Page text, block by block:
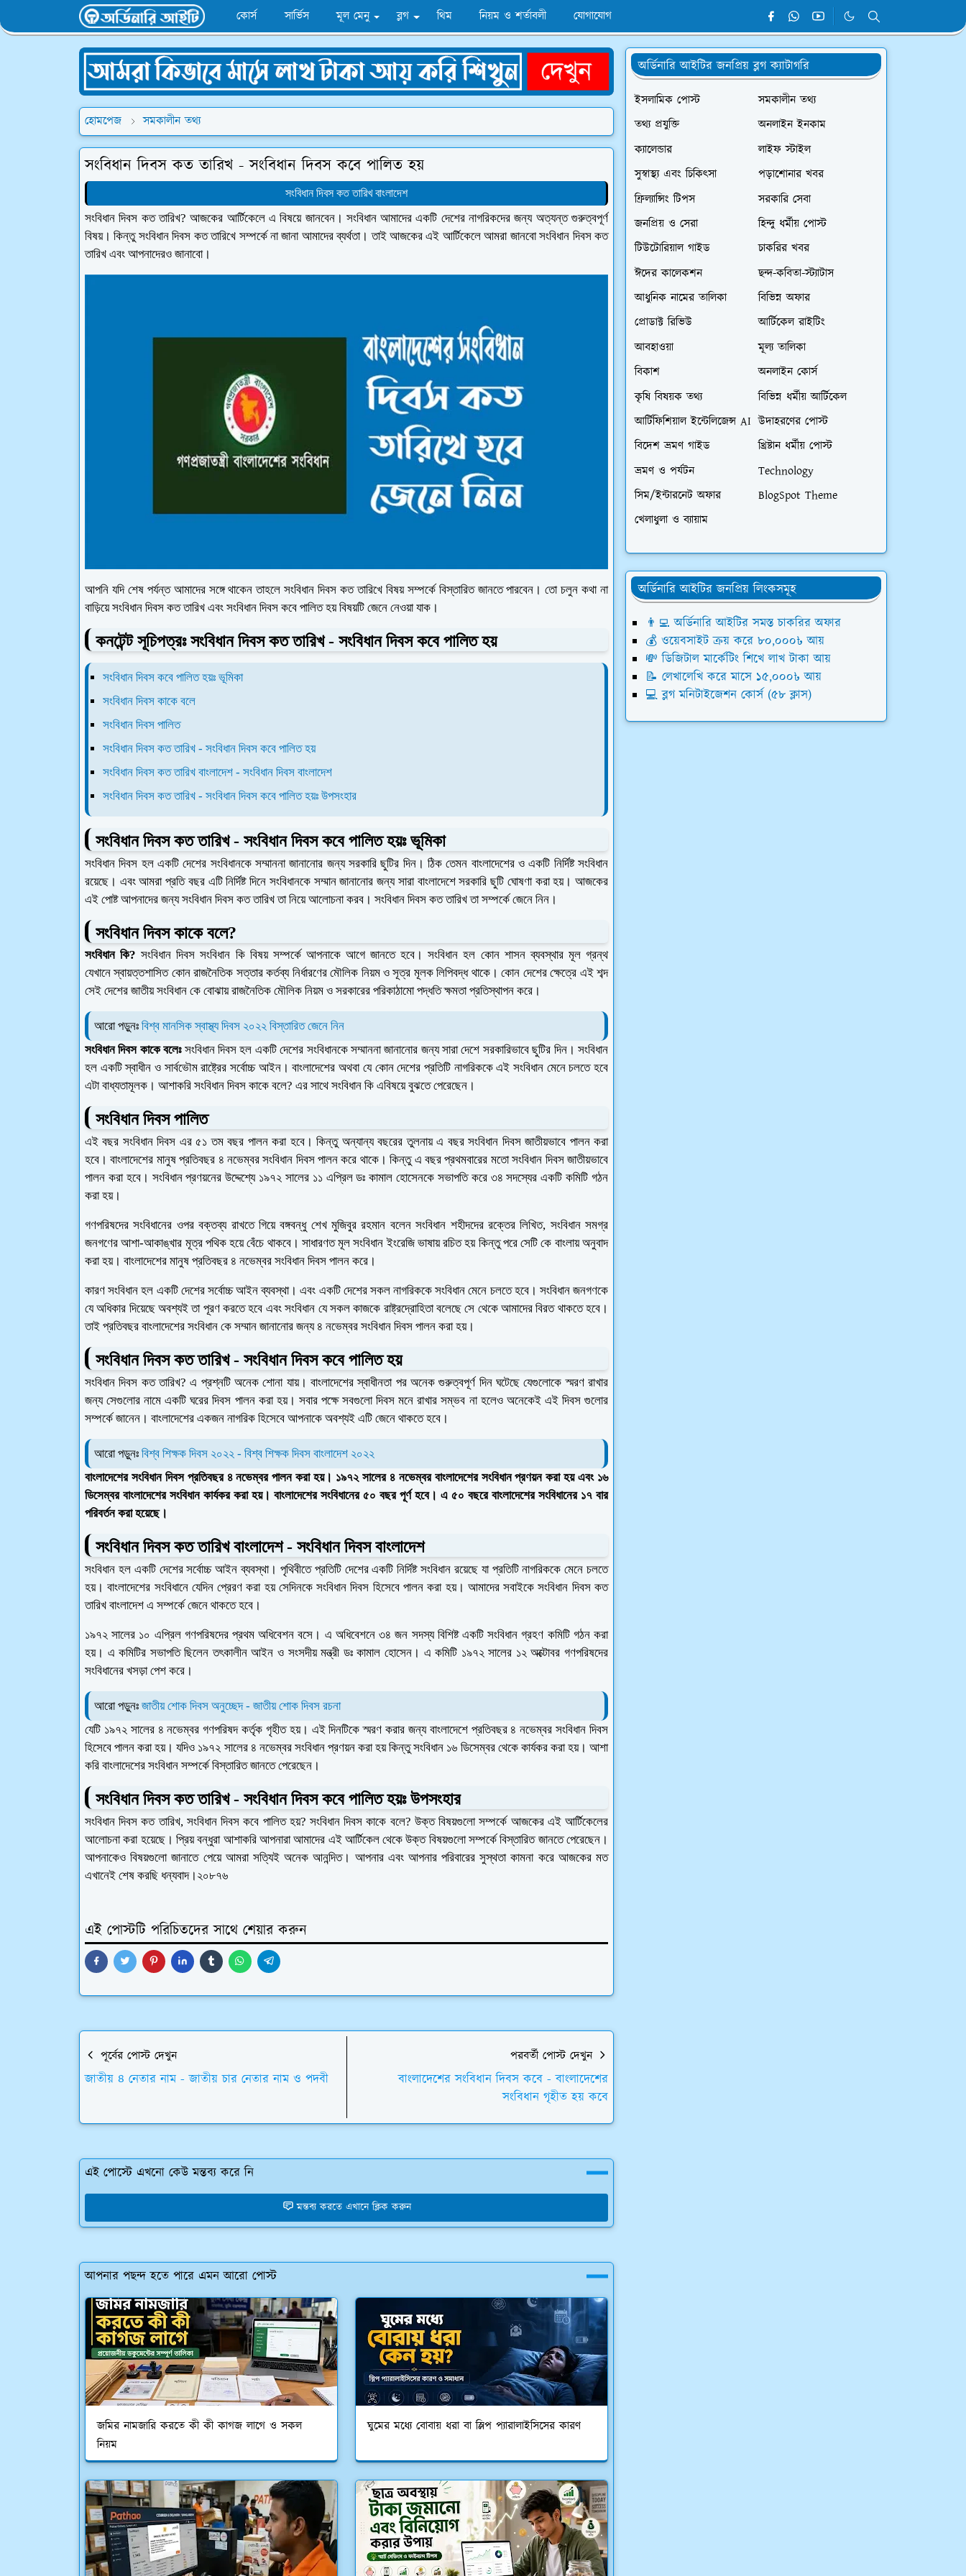
কোর্স সার্ভিস মূল মেনু ব্লগ থিম নিয়ম ও শর্তাবলী যোগাযোগ
হোমপেজ সমকালীন তথ্য
সংবিধান দিবস কত তারিখ - সংবিধান দিবস কবে পালিত হয়
সংবিধান দিবস কত তারিখ বাংলাদেশ
সংবিধান দিবস কত তারিখ? আজকের আর্টিকেলে এ বিষয়ে জানবেন। সংবিধান আমাদের একটি দেশের নাগরিকদের জন্য অত্যন্ত গুরুত্বপূর্ণ
বিষয়। কিন্তু সংবিধান দিবস কত তারিখে সম্পর্কে না জানা আমাদের ব্যর্থতা। তাই আজকের এই আর্টিকেলে আমরা জানবো সংবিধান দিবস কত
তারিখ এবং আপনাদেরও জানাবো।
আপনি যদি শেষ পর্যন্ত আমাদের সঙ্গে থাকেন তাহলে সংবিধান দিবস কত তারিখে বিষয় সম্পর্কে বিস্তারিত জানতে পারবেন। তো চলুন কথা না
বাড়িয়ে সংবিধান দিবস কত তারিখ এবং সংবিধান দিবস কবে পালিত হয় বিষয়টি জেনে নেওয়া যাক।
কনটেন্ট সূচিপত্রঃ সংবিধান দিবস কত তারিখ - সংবিধান দিবস কবে পালিত হয়
সংবিধান দিবস কবে পালিত হয়ঃ ভূমিকা
সংবিধান দিবস কাকে বলে
সংবিধান দিবস পালিত
সংবিধান দিবস কত তারিখ - সংবিধান দিবস কবে পালিত হয়
সংবিধান দিবস কত তারিখ বাংলাদেশ - সংবিধান দিবস বাংলাদেশ
সংবিধান দিবস কত তারিখ - সংবিধান দিবস কবে পালিত হয়ঃ উপসংহার
সংবিধান দিবস কত তারিখ - সংবিধান দিবস কবে পালিত হয়ঃ ভূমিকা
সংবিধান দিবস হল একটি দেশের সংবিধানকে সম্মাননা জানানোর জন্য সরকারি ছুটির দিন। ঠিক তেমন বাংলাদেশের ও একটি নির্দিষ্ট সংবিধান
রয়েছে। এবং আমরা প্রতি বছর এটি নির্দিষ্ট দিনে সংবিধানকে সম্মান জানানোর জন্য সারা বাংলাদেশে সরকারি ছুটি ঘোষণা করা হয়। আজকের
এই পোষ্ট আপনাদের জন্য সংবিধান দিবস কত তারিখ তা নিয়ে আলোচনা করব। সংবিধান দিবস কত তারিখ তা সম্পর্কে জেনে নিন।
সংবিধান দিবস কাকে বলে?
সংবিধান কি? সংবিধান দিবস সংবিধান কি বিষয় সম্পর্কে আপনাকে আগে জানতে হবে। সংবিধান হল কোন শাসন ব্যবস্থার মূল গ্রন্থ
যেখানে স্বায়ত্তশাসিত কোন রাজনৈতিক সত্তার কর্তব্য নির্ধারণের মৌলিক নিয়ম ও সূত্র মূলক লিপিবদ্ধ থাকে। কোন দেশের ক্ষেত্রে এই শব্দ
সেই দেশের জাতীয় সংবিধান কে বোঝায় রাজনৈতিক মৌলিক নিয়ম ও সরকারের পরিকাঠামো পদ্ধতি ক্ষমতা প্রতিস্থাপন করে।
আরো পড়ুনঃ বিশ্ব মানসিক স্বাস্থ্য দিবস ২০২২ বিস্তারিত জেনে নিন
সংবিধান দিবস কাকে বলেঃসংবিধান দিবস হল একটি দেশের সংবিধানকে সম্মাননা জানানোর জন্য সারা দেশে সরকারিভাবে ছুটির দিন। সংবিধান
হল একটি স্বাধীন ও সার্বভৌম রাষ্ট্রের সর্বোচ্চ আইন। বাংলাদেশের অথবা যে কোন দেশের প্রতিটি নাগরিককে এই সংবিধান মেনে চলতে হবে
এটা বাধ্যতামূলক। আশাকরি সংবিধান দিবস কাকে বলে? এর সাথে সংবিধান কি এবিষয়ে বুঝতে পেরেছেন।
সংবিধান দিবস পালিত
এই বছর সংবিধান দিবস এর ৫১ তম বছর পালন করা হবে। কিন্তু অন্যান্য বছরের তুলনায় এ বছর সংবিধান দিবস জাতীয়ভাবে পালন করা
হবে। বাংলাদেশের মানুষ প্রতিবছর ৪ নভেম্বর সংবিধান দিবস পালন করে থাকে। কিন্তু এ বছর প্রথমবারের মতো সংবিধান দিবস জাতীয়ভাবে
পালন করা হবে। সংবিধান প্রণয়নের উদ্দেশ্যে ১৯৭২ সালের ১১ এপ্রিল ডঃ কামাল হোসেনকে সভাপতি করে ৩৪ সদস্যের একটি কমিটি গঠন
করা হয়।
গণপরিষদের সংবিধানের ওপর বক্তব্য রাখতে গিয়ে বঙ্গবন্ধু শেখ মুজিবুর রহমান বলেন সংবিধান শহীদদের রক্তের লিখিত, সংবিধান সমগ্র
জনগণের আশা-আকাঙ্খার মূত্র পথিক হয়ে বেঁচে থাকবে। সাধারণত মূল সংবিধান ইংরেজি ভাষায় রচিত হয় কিন্তু পরে সেটি কে বাংলায় অনুবাদ
করা হয়। বাংলাদেশের মানুষ প্রতিবছর ৪ নভেম্বর সংবিধান দিবস পালন করে।
কারণ সংবিধান হল একটি দেশের সর্বোচ্চ আইন ব্যবস্থা। এবং একটি দেশের সকল নাগরিককে সংবিধান মেনে চলতে হবে। সংবিধান জনগণকে
যে অধিকার দিয়েছে অবশ্যই তা পূরণ করতে হবে এবং সংবিধান যে সকল কাজকে রাষ্ট্রদ্রোহিতা বলেছে সে থেকে আমাদের বিরত থাকতে হবে।
তাই প্রতিবছর বাংলাদেশের সংবিধান কে সম্মান জানানোর জন্য ৪ নভেম্বর সংবিধান দিবস পালন করা হয়।
সংবিধান দিবস কত তারিখ - সংবিধান দিবস কবে পালিত হয়
সংবিধান দিবস কত তারিখ? এ প্রশ্নটি অনেক শোনা যায়। বাংলাদেশের স্বাধীনতা পর অনেক গুরুত্বপূর্ণ দিন ঘটেছে যেগুলোকে স্মরণ রাখার
জন্য সেগুলোর নামে একটি ঘরের দিবস পালন করা হয়। সবার পক্ষে সবগুলো দিবস মনে রাখার সম্ভব না হলেও অনেকেই এই দিবস গুলোর
সম্পর্কে জানেন। বাংলাদেশের একজন নাগরিক হিসেবে আপনাকে অবশ্যই এটি জেনে থাকতে হবে।
আরো পড়ুনঃ বিশ্ব শিক্ষক দিবস ২০২২ - বিশ্ব শিক্ষক দিবস বাংলাদেশ ২০২২
বাংলাদেশের সংবিধান দিবস প্রতিবছর ৪ নভেম্বর পালন করা হয়। ১৯৭২ সালের ৪ নভেম্বর বাংলাদেশের সংবিধান প্রণয়ন করা হয় এবং ১৬
ডিসেম্বর বাংলাদেশের সংবিধান কার্যকর করা হয়। বাংলাদেশের সংবিধানের ৫০ বছর পূর্ণ হবে। এ ৫০ বছরে বাংলাদেশের সংবিধানের ১৭ বার
পরিবর্তন করা হয়েছে।
সংবিধান দিবস কত তারিখ বাংলাদেশ - সংবিধান দিবস বাংলাদেশ
সংবিধান হল একটি দেশের সর্বোচ্চ আইন ব্যবস্থা। পৃথিবীতে প্রতিটি দেশের একটি নির্দিষ্ট সংবিধান রয়েছে যা প্রতিটি নাগরিককে মেনে চলতে
হয়। বাংলাদেশের সংবিধানে যেদিন প্রেরণ করা হয় সেদিনকে সংবিধান দিবস হিসেবে পালন করা হয়। আমাদের সবাইকে সংবিধান দিবস কত
তারিখ বাংলাদেশ এ সম্পর্কে জেনে থাকতে হবে।
১৯৭২ সালের ১০ এপ্রিল গণপরিষদের প্রথম অধিবেশন বসে। এ অধিবেশনে ৩৪ জন সদস্য বিশিষ্ট একটি সংবিধান গ্রহণ কমিটি গঠন করা
হয়। এ কমিটির সভাপতি ছিলেন তৎকালীন আইন ও সংসদীয় মন্ত্রী ডঃ কামাল হোসেন। এ কমিটি ১৯৭২ সালের ১২ অক্টোবর গণপরিষদের
সংবিধানের খসড়া পেশ করে।
আরো পড়ুনঃ জাতীয় শোক দিবস অনুচ্ছেদ - জাতীয় শোক দিবস রচনা
যেটি ১৯৭২ সালের ৪ নভেম্বর গণপরিষদ কর্তৃক গৃহীত হয়। এই দিনটিকে স্মরণ করার জন্য বাংলাদেশে প্রতিবছর ৪ নভেম্বর সংবিধান দিবস
হিসেবে পালন করা হয়। যদিও ১৯৭২ সালের ৪ নভেম্বর সংবিধান প্রণয়ন করা হয় কিন্তু সংবিধান ১৬ ডিসেম্বর থেকে কার্যকর করা হয়। আশা
করি বাংলাদেশের সংবিধান সম্পর্কে বিস্তারিত জানতে পেরেছেন।
সংবিধান দিবস কত তারিখ - সংবিধান দিবস কবে পালিত হয়ঃ উপসংহার
সংবিধান দিবস কত তারিখ, সংবিধান দিবস কবে পালিত হয়? সংবিধান দিবস কাকে বলে? উক্ত বিষয়গুলো সম্পর্কে আজকের এই আর্টিকেলের
আলোচনা করা হয়েছে। প্রিয় বন্ধুরা আশাকরি আপনারা আমাদের এই আর্টিকেল থেকে উক্ত বিষয়গুলো সম্পর্কে বিস্তারিত জানতে পেরেছেন।
আপনাকেও বিষয়গুলো জানাতে পেয়ে আমরা সত্যিই অনেক আনন্দিত। আপনার এবং আপনার পরিবারের সুস্থতা কামনা করে আজকের মত
এখানেই শেষ করছি ধন্যবাদ।২০৮৭৬
এই পোস্টটি পরিচিতদের সাথে শেয়ার করুন
পূর্বের পোস্ট দেখুন
জাতীয় ৪ নেতার নাম - জাতীয় চার নেতার নাম ও পদবী
পরবর্তী পোস্ট দেখুন
বাংলাদেশের সংবিধান দিবস কবে - বাংলাদেশের
সংবিধান গৃহীত হয় কবে
এই পোস্টে এখনো কেউ মন্তব্য করে নি
মন্তব্য করতে এখানে ক্লিক করুন
আপনার পছন্দ হতে পারে এমন আরো পোস্ট
জমির নামজারি করতে কী কী কাগজ লাগে ও সকল
নিয়ম
ঘুমের মধ্যে বোবায় ধরা বা স্লিপ প্যারালাইসিসের কারণ
অর্ডিনারি আইটির জনপ্রিয় ব্লগ ক্যাটাগরি
ইসলামিক পোস্ট
সমকালীন তথ্য
তথ্য প্রযুক্তি
অনলাইন ইনকাম
ক্যালেন্ডার
লাইফ স্টাইল
সুস্বাস্থ্য এবং চিকিৎসা
পড়াশোনার খবর
ফ্রিল্যান্সিং টিপস
সরকারি সেবা
জনপ্রিয় ও সেরা
হিন্দু ধর্মীয় পোস্ট
টিউটোরিয়াল গাইড
চাকরির খবর
ঈদের কালেকশন
ছন্দ-কবিতা-স্ট্যাটাস
আধুনিক নামের তালিকা
বিভিন্ন অফার
প্রোডাক্ট রিভিউ
আর্টিকেল রাইটিং
আবহাওয়া
মূল্য তালিকা
বিকাশ
অনলাইন কোর্স
কৃষি বিষয়ক তথ্য
বিভিন্ন ধর্মীয় আর্টিকেল
আর্টিফিশিয়াল ইন্টেলিজেন্স AI উদাহরণের পোস্ট
বিদেশ ভ্রমণ গাইড
খ্রিষ্টান ধর্মীয় পোস্ট
ভ্রমণ ও পর্যটন
Technology
সিম/ইন্টারনেট অফার
BlogSpot Theme
খেলাধুলা ও ব্যায়াম
অর্ডিনারি আইটির জনপ্রিয় লিংকসমূহ
👨‍💻 অর্ডিনারি আইটির সমস্ত চাকরির অফার
💰 ওয়েবসাইট ক্রয় করে ৮০,০০০৳ আয়
💸 ডিজিটাল মার্কেটিং শিখে লাখ টাকা আয়
📝 লেখালেখি করে মাসে ১৫,০০০৳ আয়
💻 ব্লগ মনিটাইজেশন কোর্স (৫৮ ক্লাস)